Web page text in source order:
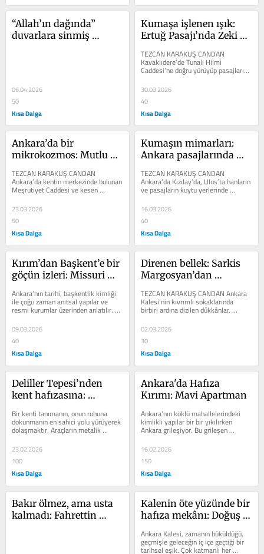
“Allah’ın dağında”
duvarlara sinmiş
06.04.2026
50
Kısa Dalga
Kumaşa işlenen ışık:
Ertuğ Pasajı’nda Zeki
TEZCAN KARAKUŞ CANDAN
Kavaklıdere’de Tunalı Hilmi
Caddesi’ne doğru yürüyüp pasajların
alt katlarına indiğinizde Ankara’nın
hafıza...
30.03.2026
40
Kısa Dalga
Ankara’da bir
mikrokozmos: Mutlu
TEZCAN KARAKUŞ CANDAN
Ankara’da kentin merkezinde bulunan
Meşrutiyet Caddesi ve kesen
sokaklar bir zamanlar kentin nabzının
attığı çocuk...
23.03.2026
50
Kısa Dalga
Kumaşın mimarları:
Ankara pasajlarında
makasları
TEZCAN KARAKUŞ CANDAN
Ankara’da Kızılay’da, Ulus’ta hanların
ve pasajların kuytu yerlerinde
bulunan küçük dükkânlarında, bir
zamanlar...
16.03.2026
40
Kısa Dalga
Kırım’dan Başkent’e bir
göçün izleri: Missuri
Ankara’nın tarihi, başkentlik kimliği
ile çoğu zaman anıtsal yapılar ve
resmi kurumlar üzerinden anlatılır.
09.03.2026
40
Kısa Dalga
Direnen bellek: Sarkis
Margosyan’dan
ilmekleri
TEZCAN KARAKUŞ CANDAN Ankara
Kalesi’nin kıvrımlı sokaklarında
birbiri ardına dizilen dükkânlar,
içlerine sinmiş insan nefesiyle,
kalenin...
02.03.2026
30
Kısa Dalga
Deliller Tepesi’nden
kent hafızasına:
duruşu
Bir kenti tanımanın, onun ruhuna
dokunmanın en sahici yolu yürüyerek
dolaşmaktır. Araçların metalik
gürültüsünden sıyrılıp,...
23.02.2026
100
Kısa Dalga
Ankara'da Hafıza
Kırımı: Mavi Apartman
Ankara’nın köklü mahallelerindeki
kimlikli yapılar bir bir yıkılırken
Ankara grileşiyor. Bu grileşen
ortamda bir renk daha solmak
üzere:...
16.02.2026
150
Kısa Dalga
Bakır ölmez, ama usta
kalmadı: Fahrettin
Kalenin öte yüzünde bir
hafıza mekânı: Doğuş
Ankara Kalesi, zamanın büküldüğü,
geçmişle geleceğin iç içe geçtiği bir
tarihsel eşik. Çok katmanlı her